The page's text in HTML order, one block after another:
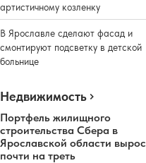
артистичному козленку
В Ярославле сделают фасад и
смонтируют подсветку в детской
больнице
Недвижимость
Портфель жилищного
строительства Сбера в
Ярославской области вырос
почти на треть